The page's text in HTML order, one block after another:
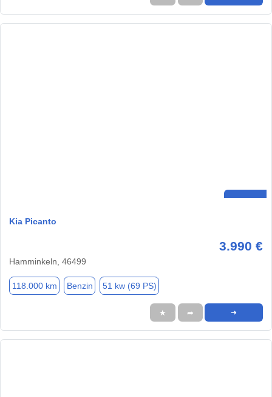
Kia Picanto
3.990 €
Hamminkeln, 46499
118.000 km Benzin 51 kw (69 PS)
★ ➦ ➜